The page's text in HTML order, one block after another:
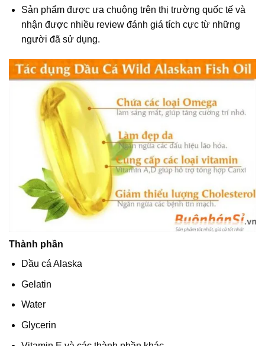
Sản phẩm được ưa chuộng trên thị trường quốc tế và
nhận được nhiều review đánh giá tích cực từ những
người đã sử dụng.
Thành phần
Dầu cá Alaska
Gelatin
Water
Glycerin